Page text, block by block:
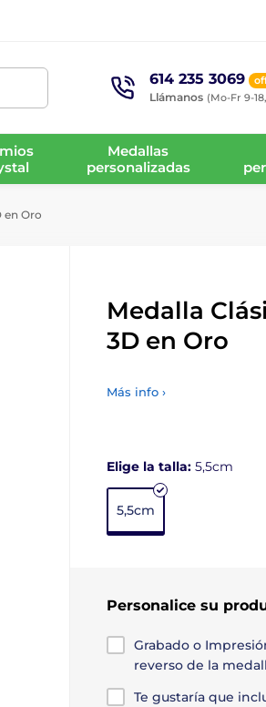
614 235 3069
Llámanos (Mo-Fr 9-
Medallas
personalizadas
en Oro
Medalla
3D en Oro
Más info ›
Elige la talla: 5,5cm
5,5cm
Personalice su
Grabado o
reverso de la
Te gustaría que